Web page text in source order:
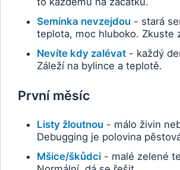
Semínka nevzejdou- stará
teplota, moc hluboko. Zkuste
Nevíte kdy zalévat- každý
Záleží na bylince a teplotě.
První měsíc
Listy žloutnou- málo živin
Debugging je polovina
Mšice/škůdci- malé zelené